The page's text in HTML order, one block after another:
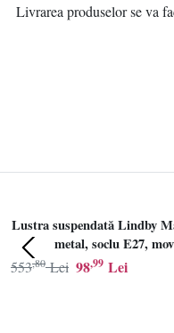
Livrarea produselor se va
Lustra suspendată Lindby
metal, soclu E27, mov
98,99 Lei
553,80 Lei